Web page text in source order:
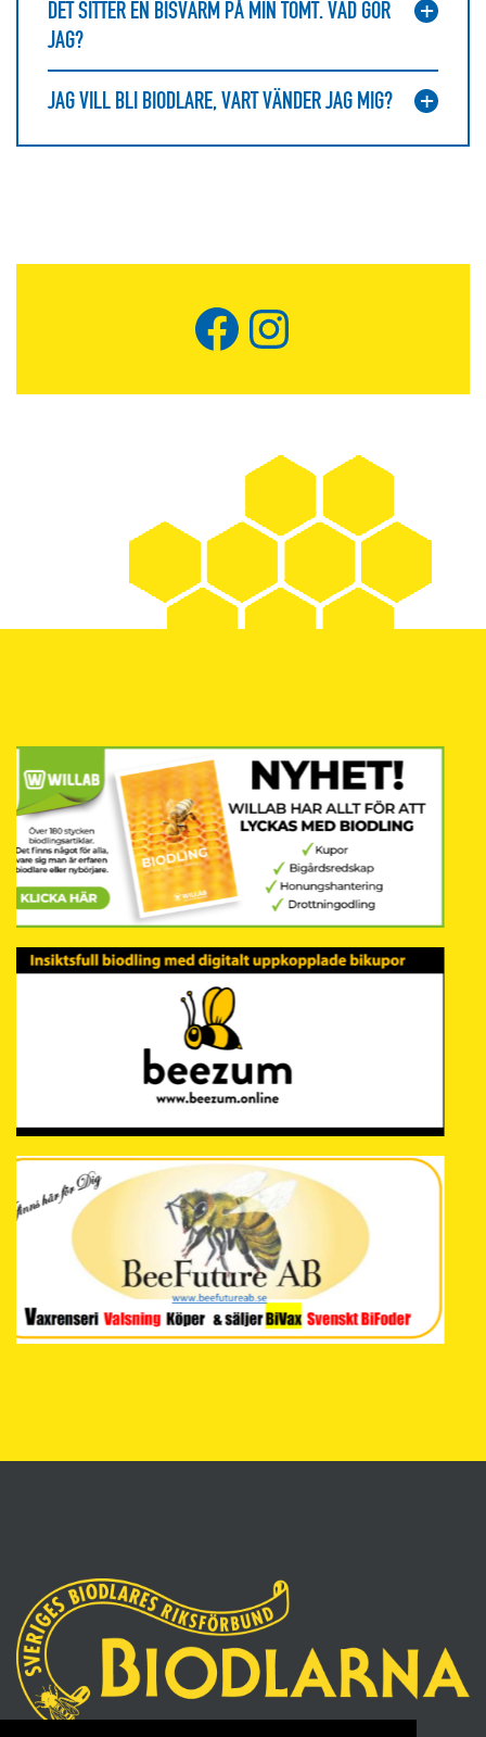
DET SITTER EN BISVÄRM PÅ MIN TOMT. VAD GÖR
JAG?
JAG VILL BLI BIODLARE, VART VÄNDER JAG MIG?
Facebook
Instagram